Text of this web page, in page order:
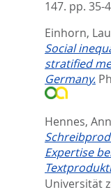
147. pp. 35-
Einhorn,
Social
stratified
Germany.
Hennes,
Expertise
Universität